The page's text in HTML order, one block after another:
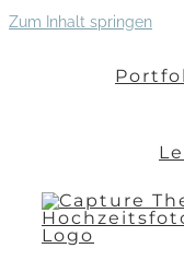
Zum Inhalt springen